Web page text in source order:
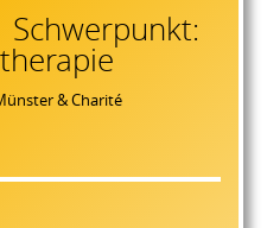
Schwerpunkt:
& Charité